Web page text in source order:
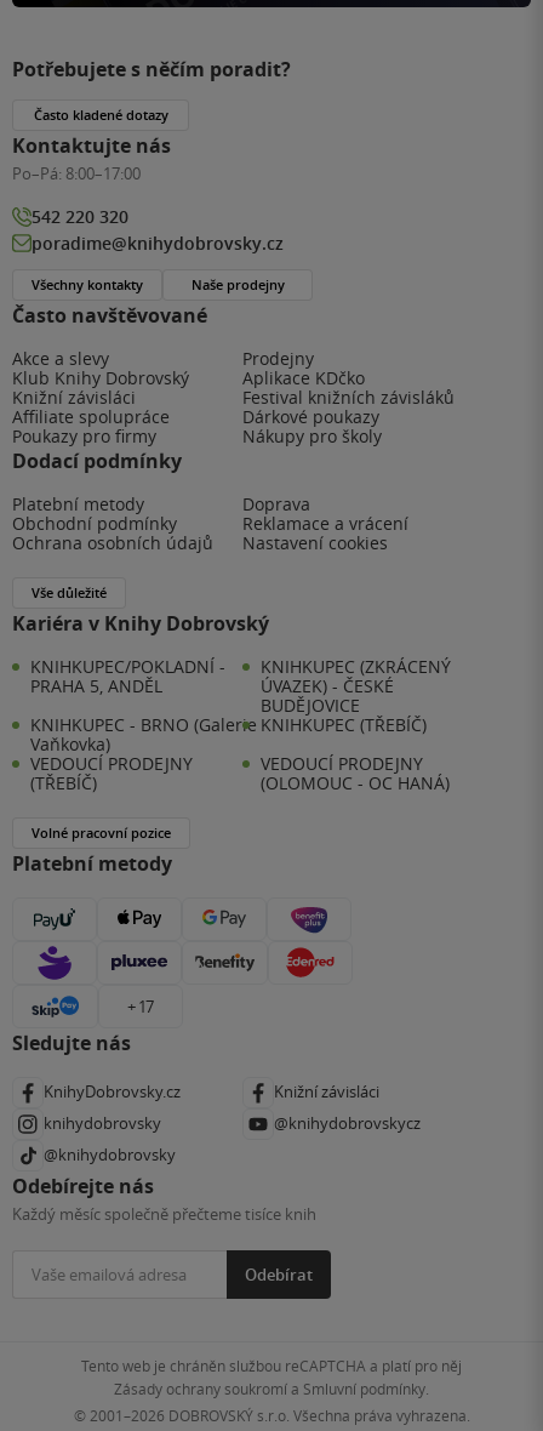
Často navštěvované
Akce a slevy
Prodejny
Klub Knihy Dobrovský
Aplikace KDčko
Knižní závisláci
Festival knižních závisláků
Affiliate spolupráce
Dárkové poukazy
Poukazy pro firmy
Nákupy pro školy
Dodací podmínky
Platební metody
Doprava
Obchodní podmínky
Reklamace a vrácení
Ochrana osobních údajů
Nastavení cookies
Vše důležité
Kariéra v Knihy Dobrovský
KNIHKUPEC/POKLADNÍ -
PRAHA 5, ANDĚL
KNIHKUPEC (ZKRÁCENÝ
ÚVAZEK) - ČESKÉ
BUDĚJOVICE
KNIHKUPEC - BRNO (Galerie
Vaňkovka)
KNIHKUPEC (TŘEBÍČ)
VEDOUCÍ PRODEJNY
(TŘEBÍČ)
VEDOUCÍ PRODEJNY
(OLOMOUC - OC HANÁ)
Volné pracovní pozice
Platební metody
+ 17
Sledujte nás
KnihyDobrovsky.cz
Knižní závisláci
knihydobrovsky
@knihydobrovskycz
@knihydobrovsky
Odebírejte nás
Každý měsíc společně přečteme tisíce knih
Odebírat
Potřebujete s něčím poradit?
Často kladené dotazy
Kontaktujte nás
Po–Pá: 8:00–17:00
542 220 320
poradime@knihydobrovsky.cz
Všechny kontakty Naše prodejny
Tento web je chráněn službou reCAPTCHA a platí pro něj
Zásady ochrany soukromía Smluvní podmínky
© 2001–2026 DOBROVSKÝ s.r.o. Všechna práva vyhrazena.